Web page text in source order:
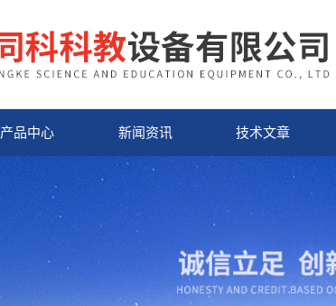
产品中心 新闻资讯 技术文章